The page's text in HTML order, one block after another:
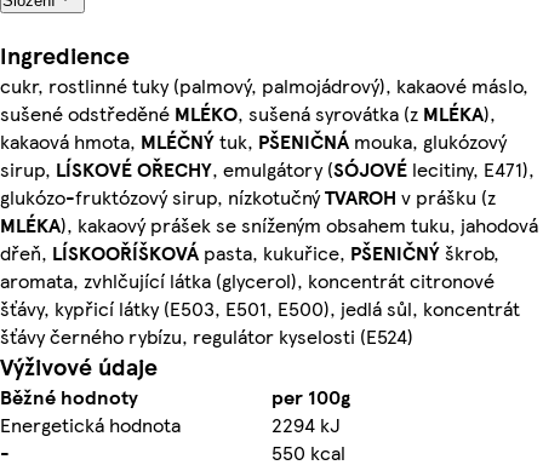
Ingredience
cukr, rostlinné tuky (palmový, palmojádrový), kakaové máslo,
sušené odstředěné MLÉKO, sušená syrovátka (z MLÉKA),
kakaová hmota, MLÉČNÝtuk, PŠENIČNÁ mouka, glukózový
sirup, LÍSKOVÉ OŘECHY, emulgátory (SÓJOVÉ lecitiny, E471),
glukózo-fruktózový sirup, nízkotučnýTVAROH v prášku (z
MLÉKA), kakaový prášek se sníženým obsahem tuku, jahodová
dřeň, LÍSKOOŘÍŠKOVÁ pasta, kukuřice, PŠENIČNÝškrob,
aromata, zvhlčující látka (glycerol), koncentrát citronové
šťávy, kypřicí látky (E503, E501, E500), jedlá sůl, koncentrát
šťávy černého rybízu, regulátor kyselosti (E524)
Výživové údaje
Běžné hodnoty
per 100g
Energetická hodnota
2294 kJ
-
550 kcal